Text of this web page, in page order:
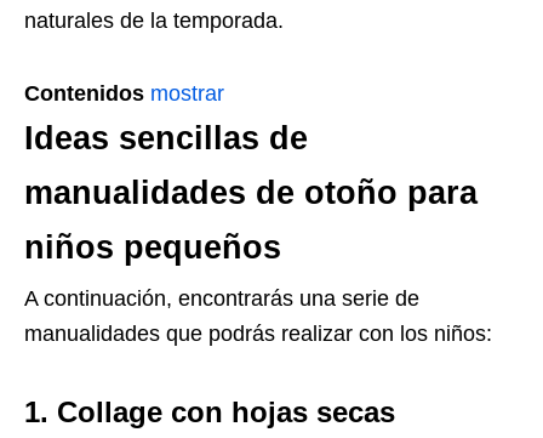
naturales de la temporada.
Contenidos mostrar
Ideas sencillas de
manualidades de otoño para
niños pequeños
A continuación, encontrarás una serie de
manualidades que podrás realizar con los niños:
1. Collage con hojas secas